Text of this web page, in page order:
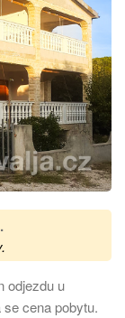
.
odjezdu u
cena pobytu.